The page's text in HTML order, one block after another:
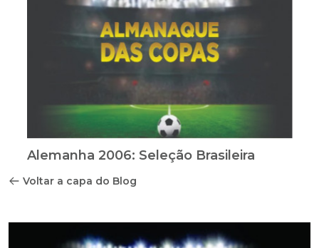
Alemanha 2006: Seleção Brasileira
Voltar a capa do Blog